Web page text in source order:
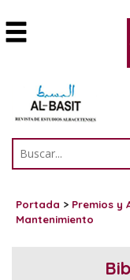
Portada > Premios y
Mantenimiento